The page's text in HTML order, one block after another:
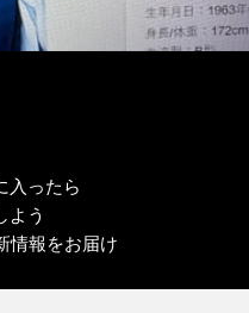
入ったら
よう
情報をお届け